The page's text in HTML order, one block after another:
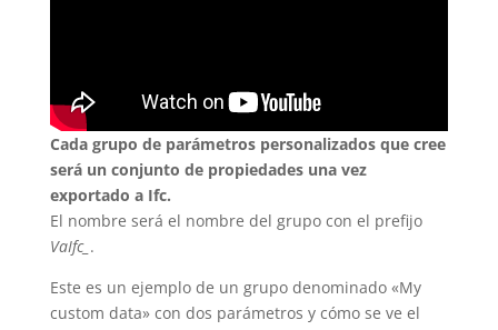
Cada grupo de parámetros personalizados que cree
será un conjunto de propiedades una vez
exportado a Ifc.
El nombre será el nombre del grupo con el prefijo
VaIfc_ .
Este es un ejemplo de un grupo denominado «My
custom data» con dos parámetros y cómo se ve el